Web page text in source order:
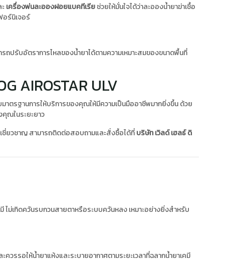
เครื่องพ่นละอองฝอยแบคทีเรียช่วยให้มั่นใจได้ว่าละอองน้ำยาฆ่าเชื้อ
อร์นิเจอร์
ถปรับอัตราการไหลของน้ำยาได้ตามความเหมาะสมของขนาดพื้นที่
AIROSTAR ULV
าตรฐานการให้บริการของคุณให้มีความเป็นมืออาชีพมากยิ่งขึ้น ด้วย
ณในระยะยาว
เชี่ยวชาญ สามารถติดต่อสอบถามและสั่งซื้อได้ที่บริษัท เวิลด์ เฮลธ์ ดิ
ม่เกิดควันรบกวนสายตาหรือระบบควันหลง เหมาะอย่างยิ่งสำหรับ
ะควรรอให้น้ำยาแห้งและระบายอากาศตามระยะเวลาที่ฉลากน้ำยาเคมี